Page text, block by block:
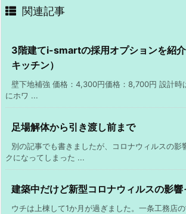
関連記事
3階建てi-smartの採用オプションを紹介
キッチン）
壁下地補強 価格：4,300円価格：8,700円 設計時
にホワ ...
足場解体から引き渡し前まで
別の記事でも書きましたが、コロナウィルスの影
クになってしまった ...
建築中だけど新型コロナウィルスの影響
ウチは上棟して1か月が過ぎました。一条工務店の